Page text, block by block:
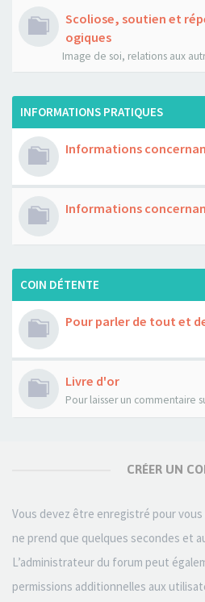
Scoliose, soutien et
ogiques
Image de soi, relations aux
INFORMATIONS PRATIQUES
Informations
Informations
COIN DÉTENTE
Pour parler de tout et
Livre d'or
Pour laisser un commentaire
CRÉER UN
Vous devez être enregistré pour
ne prend que quelques secondes et
L’administrateur du forum peut
permissions additionnelles aux